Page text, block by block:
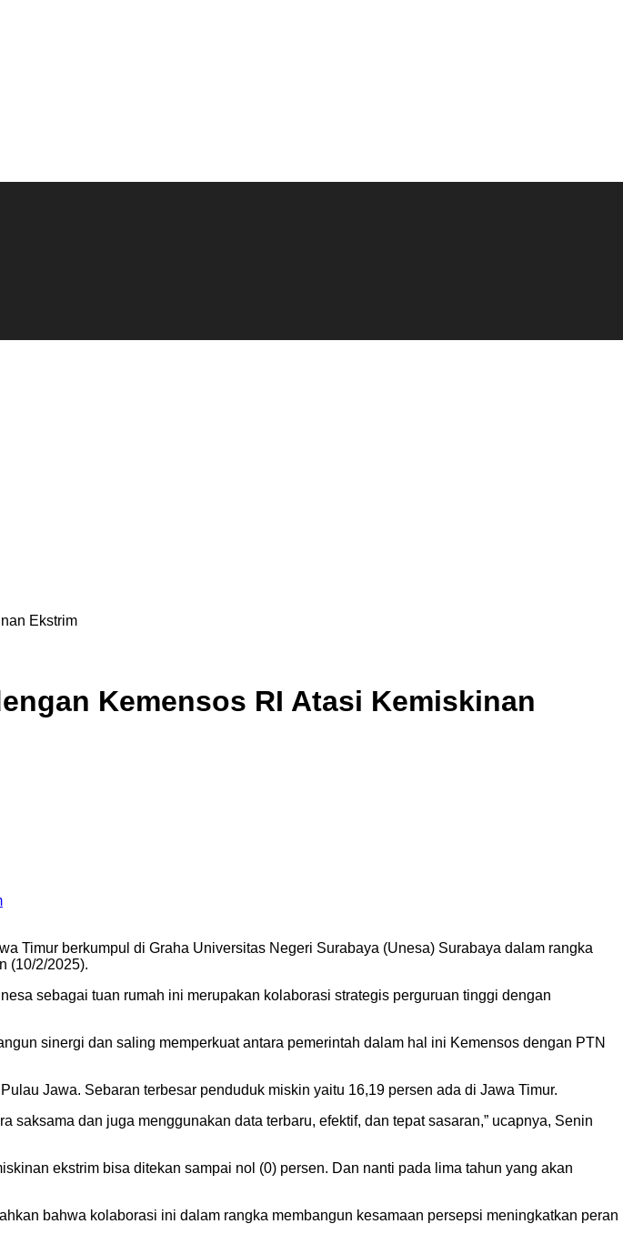
Ekstrim
Kemensos RI Atasi Kemiskinan
Timur berkumpul di Graha Universitas Negeri Surabaya (Unesa) Surabaya dalam rangka
(10/2/2025).
sebagai tuan rumah ini merupakan kolaborasi strategis perguruan tinggi dengan
sinergi dan saling memperkuat antara pemerintah dalam hal ini Kemensos dengan PTN
Jawa. Sebaran terbesar penduduk miskin yaitu 16,19 persen ada di Jawa Timur.
dan juga menggunakan data terbaru, efektif, dan tepat sasaran,” ucapnya, Senin
ekstrim bisa ditekan sampai nol (0) persen. Dan nanti pada lima tahun yang akan
bahwa kolaborasi ini dalam rangka membangun kesamaan persepsi meningkatkan peran